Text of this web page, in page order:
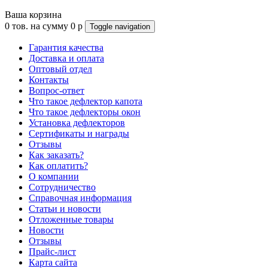
Ваша корзина
0 тов. на сумму 0 p Toggle navigation
Гарантия качества
Доставка и оплата
Оптовый отдел
Контакты
Вопрос-ответ
Что такое дефлектор капота
Что такое дефлекторы окон
Установка дефлекторов
Сертификаты и награды
Отзывы
Как заказать?
Как оплатить?
О компании
Сотрудничество
Справочная информация
Статьи и новости
Отложенные товары
Новости
Отзывы
Прайс-лист
Карта сайта